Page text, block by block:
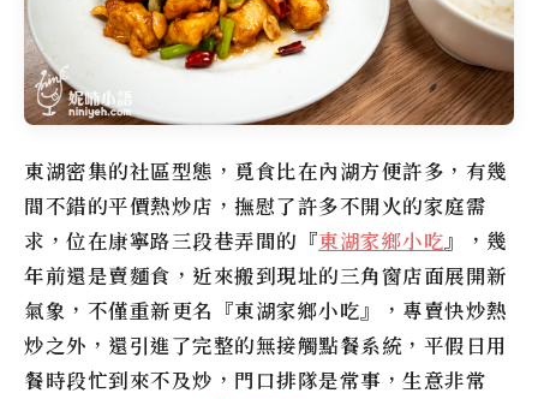
東湖密集的社區型態，覓食比在內湖方便許多，有幾
間不錯的平價熱炒店，撫慰了許多不開火的家庭需
求，位在康寧路三段巷弄間的『東湖家鄉小吃』，幾
年前還是賣麵食，近來搬到現址的三角窗店面展開新
氣象，不僅重新更名『東湖家鄉小吃』，專賣快炒熱
炒之外，還引進了完整的無接觸點餐系統，平假日用
餐時段忙到來不及炒，門口排隊是常事，生意非常